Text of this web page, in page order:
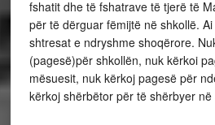
fshatit dhe të fshatrave të tjerë të
për të dërguar fëmijtë në shkollë.
shtresat e ndryshme shoqërore.
(pagesë)për shkollën, nuk kërkoi
mësuesit, nuk kërkoj pagesë për
kërkoj shërbëtor për të shërbyer në